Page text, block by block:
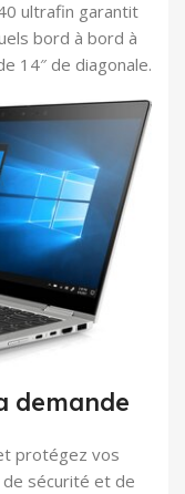
ultrafin garantit
bord à bord à
14″ de diagonale.
demande
protégez vos
sécurité et de